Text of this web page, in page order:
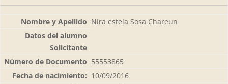
Nira estela Sosa Chareun
55553865
10/09/2016